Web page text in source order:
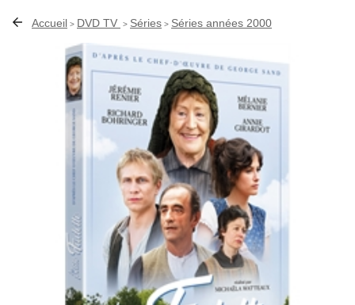
Accueil > DVD TV > Séries > Séries années 2000